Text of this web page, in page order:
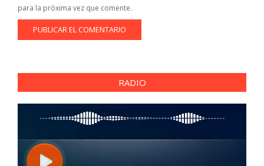
para la próxima vez que comente.
RADIO